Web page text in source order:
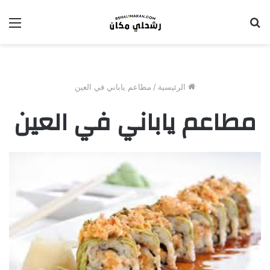
الرئيسية / مطاعم ياباني في العين
مطاعم ياباني في العين